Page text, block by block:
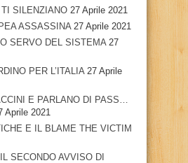
SILENZIANO 27 Aprile 2021
ASSASSINA 27 Aprile 2021
SERVO DEL SISTEMA 27
PER L’ITALIA 27 Aprile
E PARLANO DI PASS…
Aprile 2021
E IL BLAME THE VICTIM
SECONDO AVVISO DI